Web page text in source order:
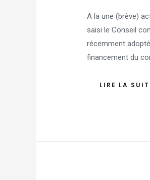
A la une (brève)
saisi le Conseil
récemment
financement du
LIRE LA